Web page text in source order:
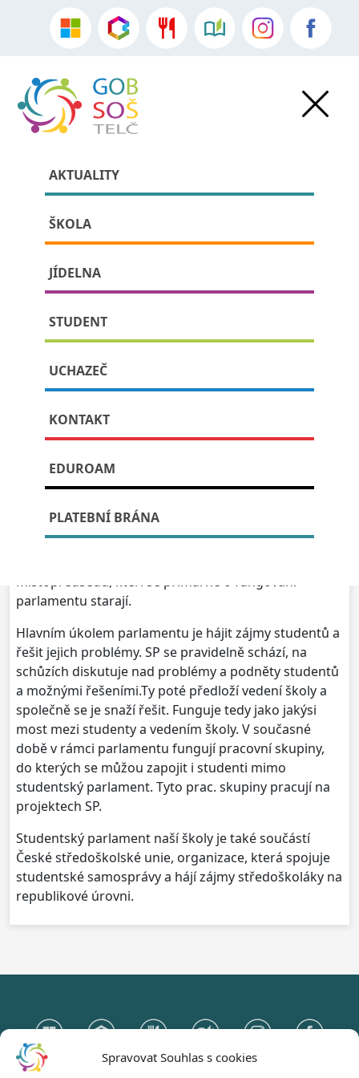
Spravovat Souhlas s cookies
AKTUALITY
ŠKOLA
JÍDELNA
STUDENT
UCHAZEČ
KONTAKT
EDUROAM
PLATEBNÍ BRÁNA
» Studentský parlament
Studentský parlament
Publikováno: 25. dubna, 2023
Studentský parlament je orgán studentů nezávislý na
kteří jsou každým rokem voleni svou třídou. Volební
období trvá jeden školní rok.
místopředsedu, kteří se primárně o fungování
parlamentu starají.
Hlavním úkolem parlamentu je hájit zájmy studentů a
řešit jejich problémy. SP se pravidelně schází, na
schůzích diskutuje nad problémy a podněty studentů
a možnými řešeními.Ty poté předloží vedení školy a
společně se je snaží řešit. Funguje tedy jako jakýsi
most mezi studenty a vedením školy. V současné
době v rámci parlamentu fungují pracovní skupiny,
do kterých se můžou zapojit i studenti mimo
studentský parlament. Tyto prac. skupiny pracují na
projektech SP.
Studentský parlament naší školy je také součástí
České středoškolské unie, organizace, která spojuje
studentské samosprávy a hájí zájmy středoškoláky na
republikové úrovni.